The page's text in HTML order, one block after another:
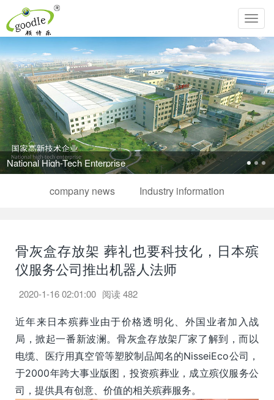
National High-Tech Enterprise
company news Industry information
骨灰盒存放架 葬礼也要科技化，日本殡
仪服务公司推出机器人法师
2020-1-16 02:01:00 阅读482
近年来日本殡葬业由于价格透明化、外国业者加入战
局，掀起一番新波澜。骨灰盒存放架厂家了解到，而以
电缆、医疗用真空管等塑胶制品闻名的NisseiEco公司，
于2000年跨大事业版图，投资殡葬业，成立殡仪服务公
司，提供具有创意、价值的相关殡葬服务。